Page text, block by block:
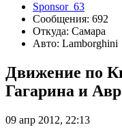
Sponsor_63
Сообщения: 692
Откуда: Самара
Авто: Lamborghini
Движение по
Гагарина и
09 апр 2012, 22:13